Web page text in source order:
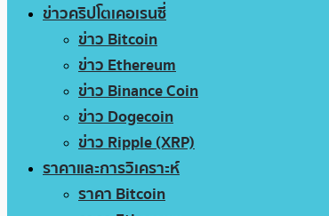
ข่าวคริปโตเคอเรนซี่
ข่าว Bitcoin
ข่าว Ethereum
ข่าว Binance Coin
ข่าว Dogecoin
ข่าว Ripple (XRP)
ราคาและการวิเคราะห์
ราคา Bitcoin